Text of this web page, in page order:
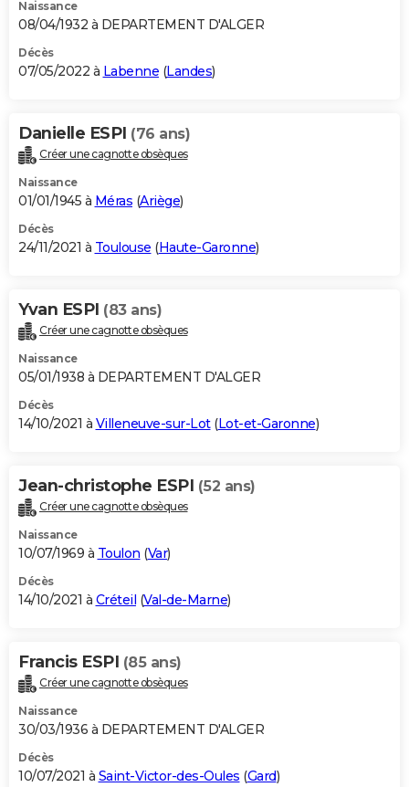
Naissance
08/04/1932 à DEPARTEMENT D'ALGER
Décès
07/05/2022 à Labenne (Landes)
Danielle ESPI (76 ans)
Créer une cagnotte obsèques
Naissance
01/01/1945 à Méras (Ariège)
Décès
24/11/2021 à Toulouse (Haute-Garonne)
Yvan ESPI (83 ans)
Créer une cagnotte obsèques
Naissance
05/01/1938 à DEPARTEMENT D'ALGER
Décès
14/10/2021 à Villeneuve-sur-Lot(Lot-et-Garonne)
Jean-christophe ESPI (52 ans)
Créer une cagnotte obsèques
Naissance
10/07/1969 à Toulon (Var)
Décès
14/10/2021 à Créteil (Val-de-Marne)
Francis ESPI (85 ans)
Créer une cagnotte obsèques
Naissance
30/03/1936 à DEPARTEMENT D'ALGER
Décès
10/07/2021 à Saint-Victor-des-Oules (Gard)